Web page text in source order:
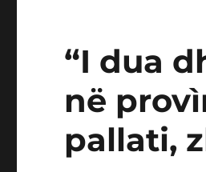
“I dua
në
pallati,